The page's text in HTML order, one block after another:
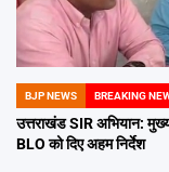
POSTED
IN
BJP NEWS BREAKING
उत्तराखंड SIR अभियान: मुख्य
BLO को दिए अहम निर्देश